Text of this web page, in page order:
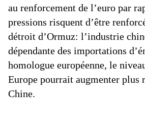
au renforcement de l’euro par
pressions risquent d’être
détroit d’Ormuz: l’industrie
dépendante des importations
homologue européenne, le
Europe pourrait augmenter plus
Chine.